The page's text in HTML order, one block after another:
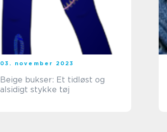
03. november 2023
Beige bukser: Et tidløst og
alsidigt stykke tøj